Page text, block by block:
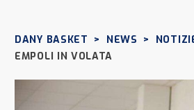
DANY BASKET > NEWS >
EMPOLI IN VOLATA